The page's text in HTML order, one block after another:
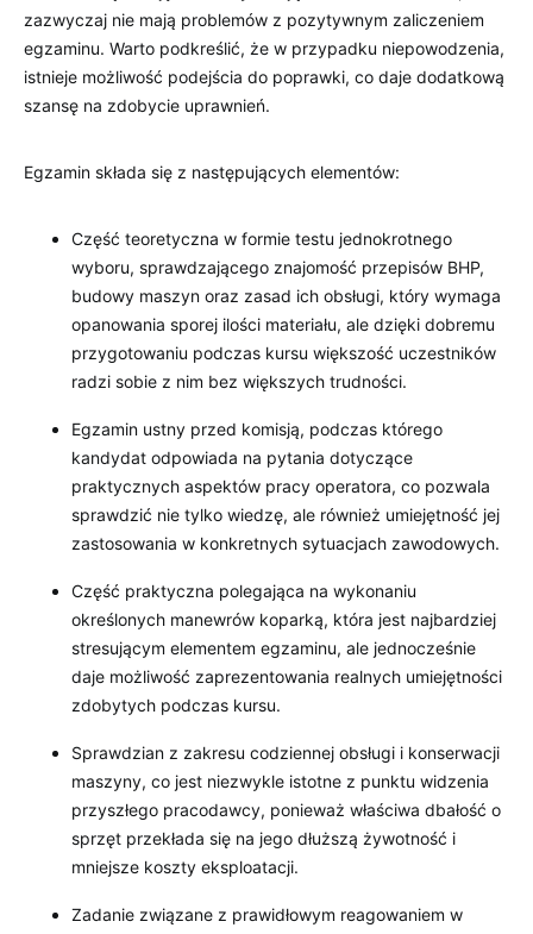
zazwyczaj nie mają problemów z pozytywnym zaliczeniem
egzaminu. Warto podkreślić, że w przypadku niepowodzenia,
istnieje możliwość podejścia do poprawki, co daje dodatkową
szansę na zdobycie uprawnień.
Egzamin składa się z następujących elementów:
Część teoretyczna w formie testu jednokrotnego
wyboru, sprawdzającego znajomość przepisów BHP,
budowy maszyn oraz zasad ich obsługi, który wymaga
opanowania sporej ilości materiału, ale dzięki dobremu
przygotowaniu podczas kursu większość uczestników
radzi sobie z nim bez większych trudności.
Egzamin ustny przed komisją, podczas którego
kandydat odpowiada na pytania dotyczące
praktycznych aspektów pracy operatora, co pozwala
sprawdzić nie tylko wiedzę, ale również umiejętność jej
zastosowania w konkretnych sytuacjach zawodowych.
Część praktyczna polegająca na wykonaniu
określonych manewrów koparką, która jest najbardziej
stresującym elementem egzaminu, ale jednocześnie
daje możliwość zaprezentowania realnych umiejętności
zdobytych podczas kursu.
Sprawdzian z zakresu codziennej obsługi i konserwacji
maszyny, co jest niezwykle istotne z punktu widzenia
przyszłego pracodawcy, ponieważ właściwa dbałość o
sprzęt przekłada się na jego dłuższą żywotność i
mniejsze koszty eksploatacji.
Zadanie związane z prawidłowym reagowaniem w